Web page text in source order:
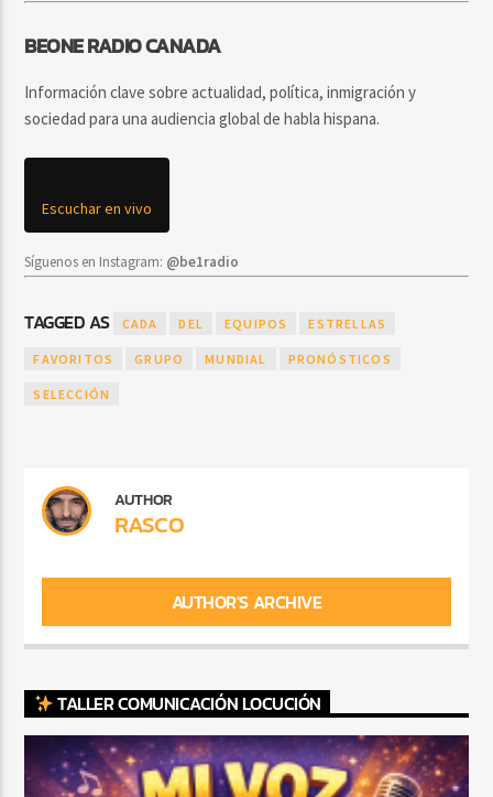
BEONE RADIO CANADA
Información clave sobre actualidad, política, inmigración y
sociedad para una audiencia global de habla hispana.
Escuchar en vivo
Síguenos en Instagram: @be1radio
TAGGED AS CADA DEL EQUIPOS ESTRELLAS
FAVORITOS GRUPO MUNDIAL PRONÓSTICOS
SELECCIÓN
AUTHOR
RASCO
AUTHOR'S ARCHIVE
TALLER COMUNICACIÓN LOCUCIÓN